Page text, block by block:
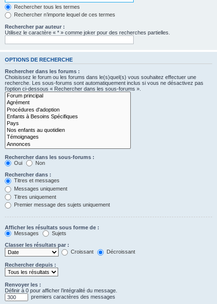
Rechercher tous les termes
Rechercher n’importe lequel de ces termes
Rechercher par auteur :
Utilisez le caractère « * » comme joker pour des recherches partielles.
OPTIONS DE RECHERCHE
Rechercher dans les forums :
Choisissez le forum ou les forums dans le(s)quel(s) vous souhaitez effectuer une
recherche. Les sous-forums sont automatiquement inclus si vous ne désactivez pas
l’option ci-dessous « Rechercher dans les sous-forums ».
Rechercher dans les sous-forums :
Oui
Non
Rechercher dans :
Titres et messages
Messages uniquement
Titres uniquement
Premier message des sujets uniquement
Afficher les résultats sous forme de :
Messages
Sujets
Classer les résultats par :
Croissant
Décroissant
Rechercher depuis :
Renvoyer les :
Définir à 0 pour afficher l’intégralité du message.
premiers caractères des messages